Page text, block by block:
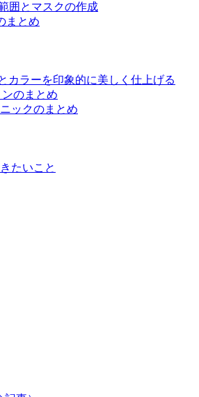
囲とマスクの作成
まとめ
カラーを印象的に美しく仕上げる
のまとめ
ックのまとめ
たいこと